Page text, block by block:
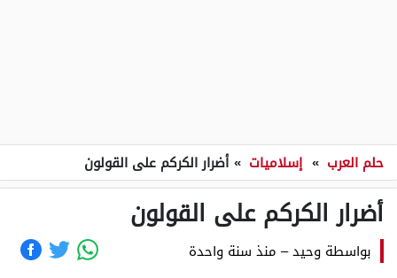
حلم العرب » إسلاميات » أضرار الكركم على القولون
أضرار الكركم على القولون
بواسطة وحيد– منذ سنة واحدة